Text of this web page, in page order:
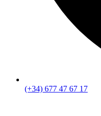
(+34) 677 47 67 17